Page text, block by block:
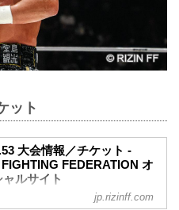
ット
大会情報／チケット -
FIGHTING FEDERATION オ
ャルサイト
jp.rizinff.com